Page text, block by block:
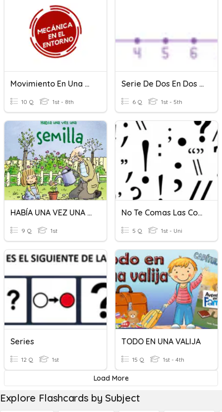
Movimiento En Una Dimensión
10 Q 1st - 8th
Serie De Dos En Dos 1ºPRIMARIA
6 Q 1st - 5th
HABÍA UNA VEZ UNA SEMILLA
9 Q 1st
No Te Comas Las Comas
5 Q 1st - Uni
Series
12 Q 1st
TODO EN UNA VALIJA
15 Q 1st - 4th
Load More
Explore Flashcards by Subject